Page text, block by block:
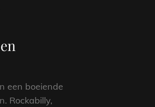
een boeiende
Rockabilly,